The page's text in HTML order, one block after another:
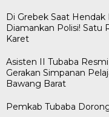
Di Grebek Saat
Diamankan Polisi! Satu
Karet
Asisten II Tubaba
Gerakan Simpanan
Bawang Barat
Pemkab Tubaba